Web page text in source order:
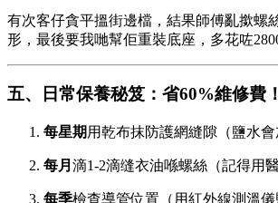
有次客仔貪平搵街邊檔，結果師傅亂撳螺
形，最後要我哋幫佢重裝底座，多花咗
五、日常保養秘笈：省60%維修費！
每星期 用乾布抹防護網縫隙（鹽水會
每月 滴1-2滴缝衣油喺螺絲（記得用醫
每季檢查導管位置（用紅外線測溫儀